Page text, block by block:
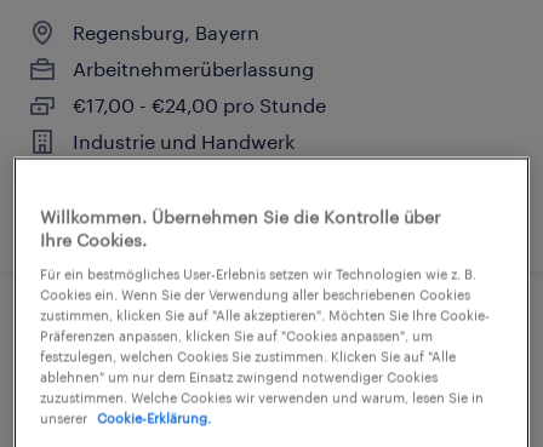
Regensburg, Bayern
Arbeitnehmerüberlassung
€17,00 - €24,00 pro Stunde
Industrie und Handwerk
4. August 2026
Staplerfahrer (m/w/d)
Kelheim, Bayern
Arbeitnehmerüberlassung
Willkommen. Übernehmen Sie die Kontrolle über
Ihre Cookies.
Für ein bestmögliches User-Erlebnis setzen wir Technologien wie z. B.
Cookies ein. Wenn Sie der Verwendung aller beschriebenen Cookies
zustimmen, klicken Sie auf "Alle akzeptieren". Möchten Sie Ihre Cookie-
Präferenzen anpassen, klicken Sie auf "Cookies anpassen", um
festzulegen, welchen Cookies Sie zustimmen. Klicken Sie auf "Alle
ablehnen" um nur dem Einsatz zwingend notwendiger Cookies
zuzustimmen. Welche Cookies wir verwenden und warum, lesen Sie in
unserer
Cookie-Erklärung.